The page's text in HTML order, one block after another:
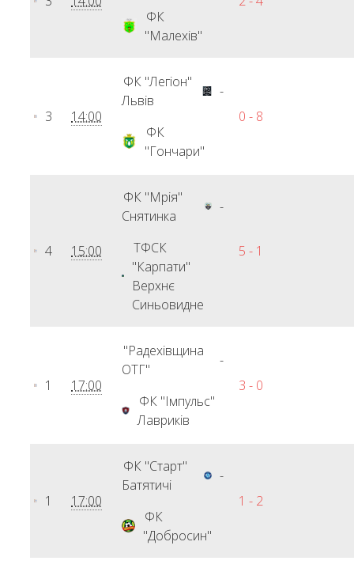
ФК
"Малехів"
3 14:00
ФК "Легіон"
Львів
-
ФК
"Гончари"
0 - 8
4 15:00
ФК "Мрія"
Снятинка
-
ТФСК
"Карпати"
Верхнє
Синьовидне
5 - 1
1 17:00
"Радехівщина
ОТГ"
-
ФК "Імпульс"
Лавриків
3 - 0
1 17:00
ФК "Старт"
Батятичі
-
ФК
"Добросин"
1 - 2